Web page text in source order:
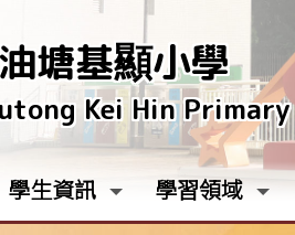
塘基顯小學
Kei Hin
學生資訊 學習領域